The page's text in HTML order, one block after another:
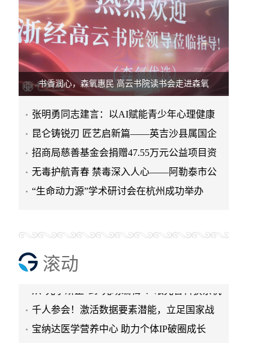
书香润心，森氧惠民 高云书院读书会走进森氧
张明勇同志建言：以AI赋能青少年心理健康
筑牢人口高质量发展底座
昆仑铸锐刃 匠艺启新篇——英吉沙县属国企
重磅推出凯锐者·昆仑
招商局慈善基金会捐赠47.55万元公益项目资
金 赋能喀什市艾格日亚
无毒护航青春 禁毒深入人心——阿勒泰市公
安局禁毒大队开展“6·
“生命动力源”学术研讨会在杭州成功举办
滚动
喀什石榴花开公益团队携手爱心企业慰问喀
什地区体育运动学校篮球队运动健儿
第一届中国健康长生论坛在沪圆满落幕 “健康
百岁计划”正式启动
粽香传文脉，扇韵润书香｜儒道至善共绘都
商洽谈活动成功举办
二十载深耕丝路筑初心 豫商聚力喀什启新程
从“光学矫正”到“光场编辑”：眼光智科获余杭
略推进数实融合｜数据要素价值化与产业创
新大会成功举办
宝纳达医学营养中心 助力个体IP破圈成长
—— “真人矩阵互助成军沙龙·上海站”引爆流
广州工控集团举办2026年招商大会 为广州高